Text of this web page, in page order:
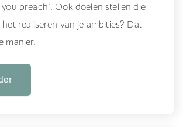
preach’. Ook doelen stellen die
realiseren van je ambities? Dat
manier.